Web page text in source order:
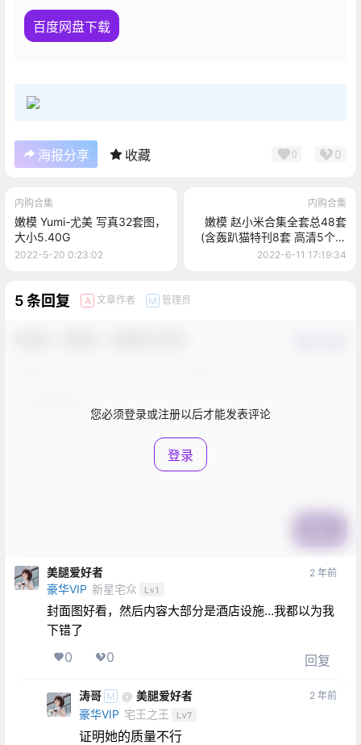
百度网盘下载
海报分享 收藏 0 0
内购合集
嫩模 Yumi-尤美 写真32套图，
大小5.40G
2022-5-20 0:23:02
内购合集
嫩模 赵小米合集全套总48套
(含轰趴猫特刊8套 高清5个视
频 5.91G众筹) , 大小19.53G
2022-6-11 17:19:34
5 条回复 A 文章作者 M 管理员
您必须登录或注册以后才能发表评论
登录
美腿爱好者
豪华VIP 新星宅众 Lv1
2 年前
封面图好看，然后内容大部分是酒店设施…我都以为我
下错了
0 0 回复
涛哥 M @ 美腿爱好者
豪华VIP 宅王之王 Lv7
2 年前
证明她的质量不行